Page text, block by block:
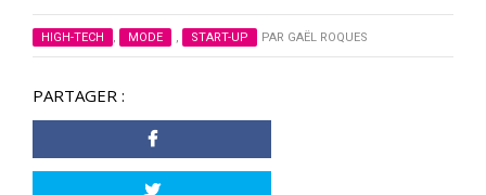
HIGH-TECH , MODE , START-UP PAR GAËL ROQUES
PARTAGER :